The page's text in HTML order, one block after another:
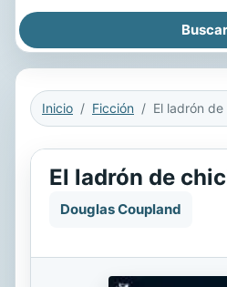
Inicio Ficción El ladrón
El ladrón de
Douglas Coupland